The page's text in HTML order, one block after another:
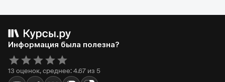
Информация была полезна?
13 оценок, среднее: 4.67 из 5